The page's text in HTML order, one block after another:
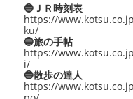
🔵ＪＲ時刻表
https://
ku/
🔵旅の手帖
https://
i/
🔵散歩の達人
https://